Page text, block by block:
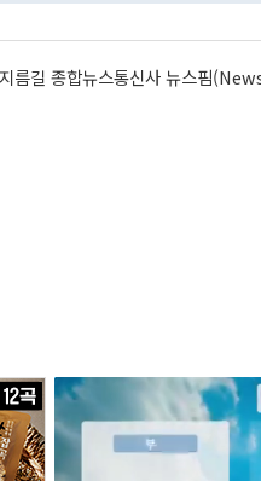
름길 종합뉴스통신사 뉴스핌